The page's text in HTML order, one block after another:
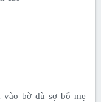
bờ dù sợ bố mẹ